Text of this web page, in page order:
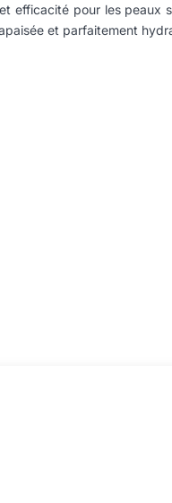
efficacité pour les peaux
et parfaitement